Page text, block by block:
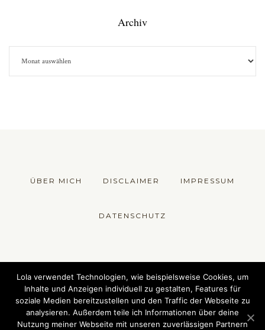
Archiv
ÜBER MICH DISCLAIMER IMPRESSUM
DATENSCHUTZ
Lola verwendet Technologien, wie beispielsweise Cookies, um
Inhalte und Anzeigen individuell zu gestalten, Features für
soziale Medien bereitzustellen und den Traffic der Webseite zu
analysieren. Außerdem teile ich Informationen über deine
Nutzung meiner Webseite mit unseren zuverlässigen Partnern